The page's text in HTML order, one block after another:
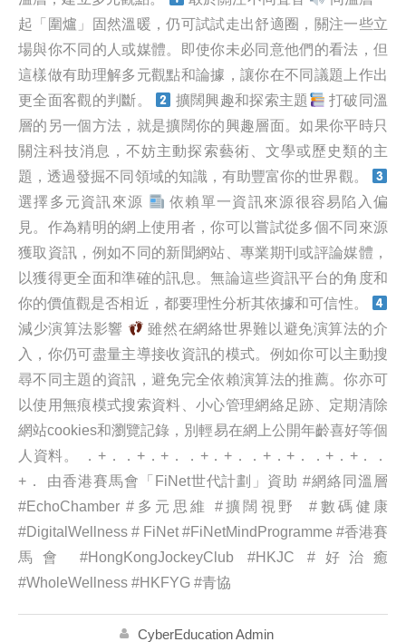
起「圍爐」固然溫暖，仍可試試走出舒適圈，關注一些立
場與你不同的人或媒體。即使你未必同意他們的看法，但
這樣做有助理解多元觀點和論據，讓你在不同議題上作出
更全面客觀的判斷。
擴闊興趣和探索主題
打破同溫
層的另一個方法，就是擴闊你的興趣層面。如果你平時只
關注科技消息，不妨主動探索藝術、文學或歷史類的主
題，透過發掘不同領域的知識，有助豐富你的世界觀。
選擇多元資訊來源
依賴單一資訊來源很容易陷入偏
見。作為精明的網上使用者，你可以嘗試從多個不同來源
獲取資訊，例如不同的新聞網站、專業期刊或評論媒體，
以獲得更全面和準確的訊息。無論這些資訊平台的角度和
你的價值觀是否相近，都要理性分析其依據和可信性。
減少演算法影響
雖然在網絡世界難以避免演算法的介
入，你仍可盡量主導接收資訊的模式。例如你可以主動搜
尋不同主題的資訊，避免完全依賴演算法的推薦。你亦可
以使用無痕模式搜索資料、小心管理網絡足跡、定期清除
網站cookies和瀏覽記錄，別輕易在網上公開年齡喜好等個
人資料。 ．+．．+．+．．+．+．．+．+．．+．+．．
+． 由香港賽馬會「FiNet世代計劃」資助 #網絡同溫層
#EchoChamber #多元思維 #擴闊視野 #數碼健康
#DigitalWellness # FiNet #FiNetMindProgramme #香港賽
馬會 #HongKongJockeyClub #HKJC #好治癒
#WholeWellness #HKFYG #青協
CyberEducation Admin